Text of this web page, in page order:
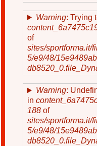
Warning: Trying
of
sites/sportforma.it/
5/e9/48/
Warning:
in
188 of
sites/sportforma.it/
5/e9/48/